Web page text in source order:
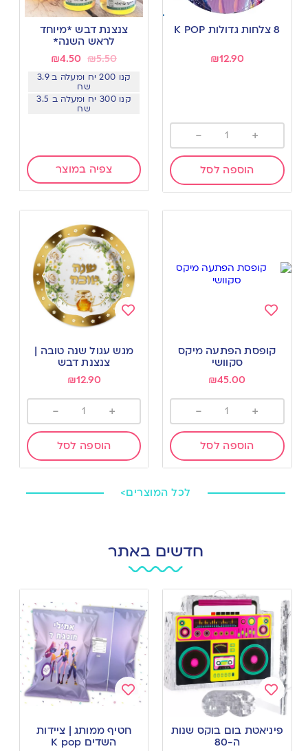
to
wishlist
8 צלחות גדולות K POP
₪12.90
+
-
הוספה לסל
Add
wishlist
צנצנת דבש *מיוחד
לראש השנה*
₪5.50
₪4.50
קנו 200 יח ומעלה ב 3.9
שח
קנו 300 יח ומעלה ב 3.5
שח
צפיה במוצר
to
wishlist
קופסת הפתעה מיקס
סקוושי
₪45.00
+
-
הוספה לסל
to
wishlist
מגש עגול שנה טובה |
צנצנת דבש
₪12.90
+
-
הוספה לסל
לכל המוצרים>
חדשים באתר
Add
to
wishlist
פיניאטת בום בוקס שנות
ה-80
wishlist
חטיף ממותג | ציידות
השדים K pop